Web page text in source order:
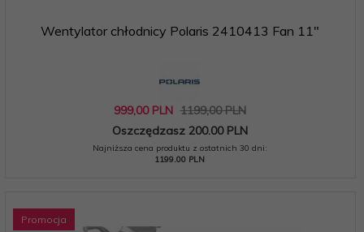
Wentylator chłodnicy Polaris 2410413 Fan 11"
999,00 PLN 1199,00 PLN
Oszczędzasz 200.00 PLN
Najniższa cena produktu z ostatnich 30 dni:
1199.00 PLN
Promocja